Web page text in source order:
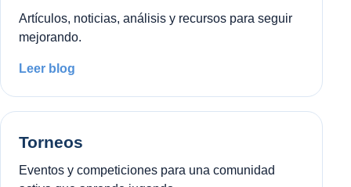
Artículos, noticias, análisis y recursos para seguir
mejorando.
Leer blog
Torneos
Eventos y competiciones para una comunidad